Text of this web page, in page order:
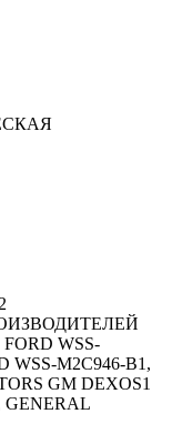
WSS-
WSS-M2C946-B1,
GM DEXOS1
GENERAL